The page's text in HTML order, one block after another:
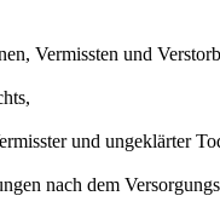
Vermissten und
und ungeklärter
nach dem